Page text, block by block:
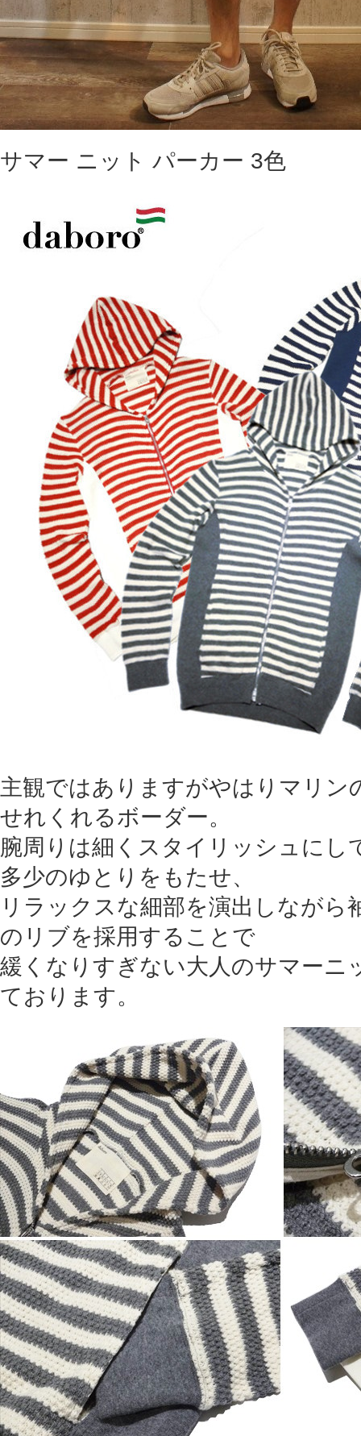
サマー ニット パーカー 3色
主観ではありますがやはりマリン
せれくれるボーダー。
腕周りは細くスタイリッシュにし
多少のゆとりをもたせ、
リラックスな細部を演出しながら
のリブを採用することで
緩くなりすぎない大人のサマーニ
ております。